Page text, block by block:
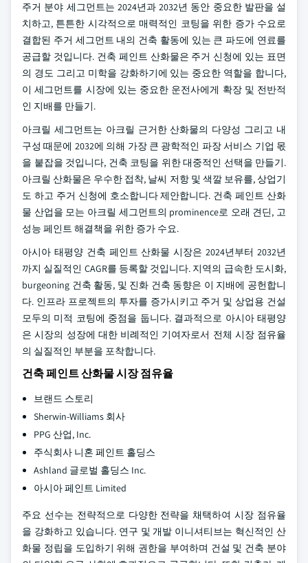
주거 분야 세그먼트는 2024년과 2032년 동안 중요한 발판을 설
치하고, 튼튼한 시각적으로 매력적인 코팅을 위한 증가 수요로
결합된 주거 세그먼트 내의 건축 활동에 있는 큰 파도에 연료를
공급할 것입니다. 건축 페인트 산화물은 주거 신청에 있는 표면
의 경도 그리고 미학을 강화하기에 있는 중요한 역할을 합니다,
이 세그먼트를 시장에 있는 중요한 운전사에게 확장 및 전반적
인 지배를 만들기.
아크릴 세그먼트는 아크릴 근거한 산화물의 다양성 그리고 내
구성 때문에 2032에 의해 가장 큰 광학적인 파장 서비스 기업 몫
을 붙잡을 것입니다, 건축 코팅을 위한 대중적인 선택을 만들기.
아크릴 산화물은 우수한 접착, 날씨 저항 및 색깔 보유를, 상업기
도 하고 주거 신청에 호소합니다 제안합니다. 건축 페인트 산화
물 산업을 모는 아크릴 세그먼트의 prominence로 오래 견딘, 고
성능 페인트 해결책을 위한 증가 수요.
아시아 태평양 건축 페인트 산화물 시장은 2024년부터 2032년
까지 실질적인 CAGR를 등록할 것입니다. 지역의 급속한 도시화,
burgeoning 건축 활동, 및 진화 건축 동향은 이 지배에 공헌합니
다. 인프라 프로젝트의 투자를 증가시키고 주거 및 상업용 건설
모두의 미적 코팅에 중점을 둡니다. 결과적으로 아시아 태평양
은 시장의 성장에 대한 비례적인 기여자로서 전체 시장 점유율
의 실질적인 부분을 포착합니다.
건축 페인트 산화물 시장 점유율
브랜드 스토리
Sherwin-Williams 회사
PPG 산업, Inc.
주식회사 니혼 페인트 홀딩스
Ashland 글로벌 홀딩스 Inc.
아시아 페인트 Limited
주요 선수는 전략적으로 다양한 전략을 채택하여 시장 점유율
을 강화하고 있습니다. 연구 및 개발 이니셔티브는 혁신적인 산
화물 정립을 도입하기 위해 권한을 부여하며 건설 및 건축 분야